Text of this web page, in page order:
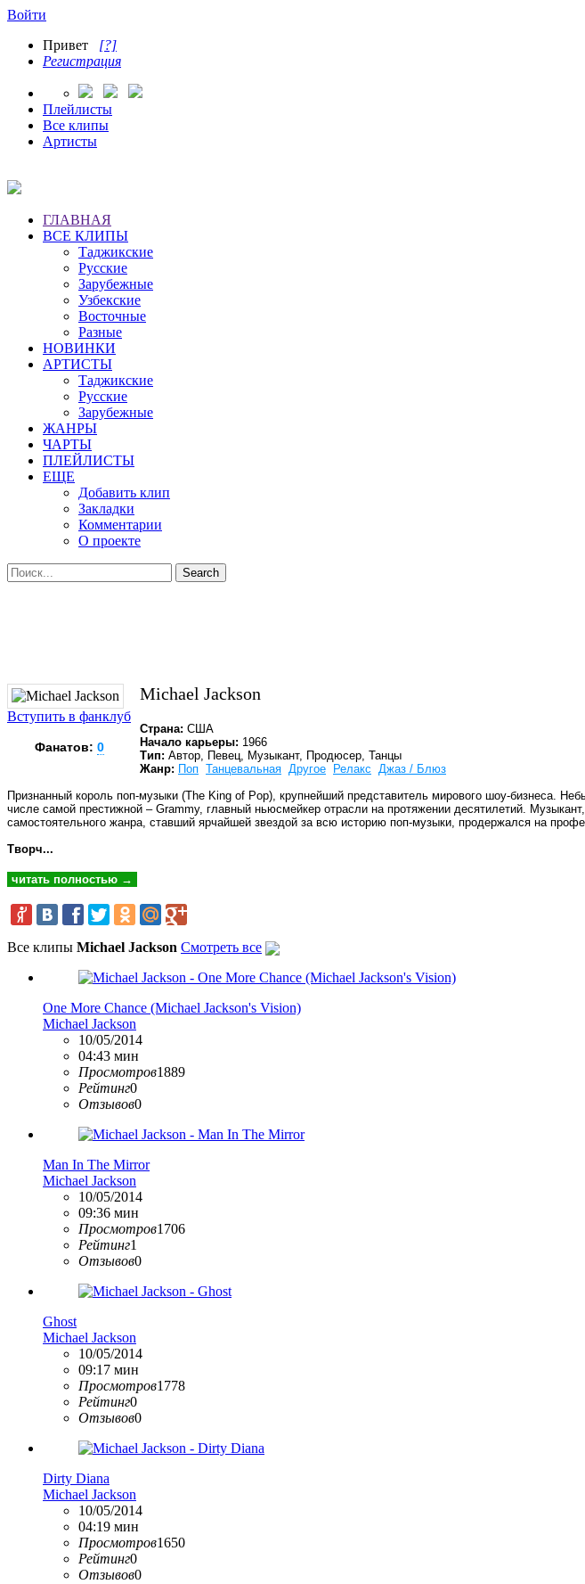
Войти
Привет [?]
Регистрация
Плейлисты
Все клипы
Артисты
ГЛАВНАЯ
ВСЕ КЛИПЫ
Таджикские
Русские
Зарубежные
Узбекские
Восточные
Разные
НОВИНКИ
АРТИСТЫ
Таджикские
Русские
Зарубежные
ЖАНРЫ
ЧАРТЫ
ПЛЕЙЛИСТЫ
ЕЩЕ
Добавить клип
Закладки
Комментарии
О проекте
Вступить в фанклуб
Фанатов: 0
Michael Jackson
Страна: США
Начало карьеры: 1966
Тип: Автор, Певец, Музыкант, Продюсер, Танцы
Жанр: Поп Танцевальная Другое Релакс Джаз / Блюз
Признанный король поп-музыки (The King of Pop), крупнейший представитель мирового шоу-бизнеса.
числе самой престижной – Grammy, главный ньюсмейкер отрасли на протяжении десятилетий.
самостоятельного жанра, ставший ярчайшей звездой за всю историю поп-музыки, продержался на
Творч...
читать полностью →
Все клипы Michael Jackson Смотреть все
One More Chance (Michael Jackson's Vision)
Michael Jackson
10/05/2014
04:43 мин
Просмотров1889
Рейтинг0
Отзывов0
Man In The Mirror
Michael Jackson
10/05/2014
09:36 мин
Просмотров1706
Рейтинг1
Отзывов0
Ghost
Michael Jackson
10/05/2014
09:17 мин
Просмотров1778
Рейтинг0
Отзывов0
Dirty Diana
Michael Jackson
10/05/2014
04:19 мин
Просмотров1650
Рейтинг0
Отзывов0